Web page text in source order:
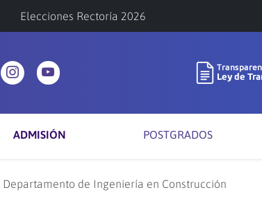
Elecciones Rectoría 2026
ADMISIÓN POSTGRADOS
Departamento de Ingeniería en Construcción